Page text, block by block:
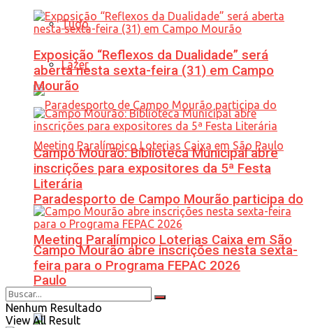
Tudo
Lazer
Paradesporto de Campo Mourão participa do
Meeting Paralímpico Loterias Caixa em São
Paulo
Exposição “Reflexos da Dualidade” será
aberta nesta sexta-feira (31) em Campo
Mourão
Campo Mourão: Biblioteca Municipal abre
inscrições para expositores da 5ª Festa
Literária
Campo Mourão abre inscrições nesta sexta-
feira para o Programa FEPAC 2026
Nenhum Resultado
View All Result